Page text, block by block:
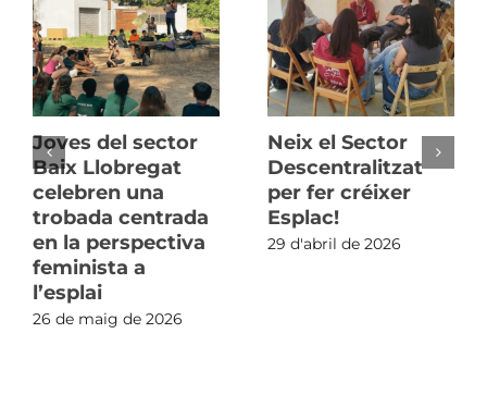
Joves del sector
Baix Llobregat
celebren una
trobada centrada
en la perspectiva
feminista a
l’esplai
26 de maig de 2026
Neix el Sector
Descentralitzat
per fer créixer
Esplac!
29 d'abril de 2026